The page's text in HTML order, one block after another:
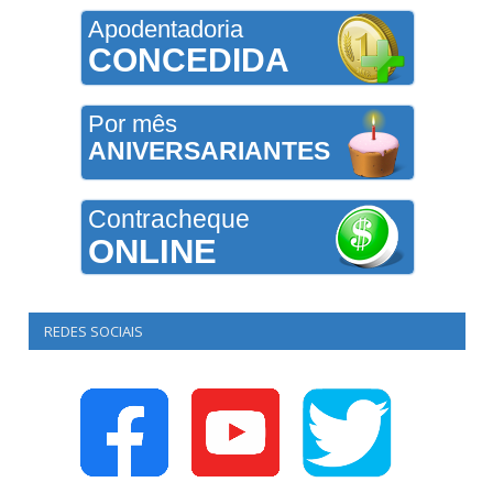
Apodentadoria
CONCEDIDA
Por mês
ANIVERSARIANTES
Contracheque
ONLINE
REDES SOCIAIS